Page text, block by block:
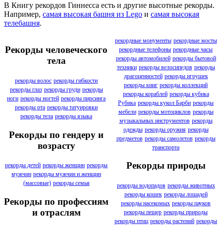
В Книгу рекордов Гиннесса есть и другие высотные рекорды.
Например, самая высокая башня из Lego и самая высокая
телебашня.
Рекорды человеческого
тела
рекорды волос рекорды гибкости
рекорды глаз рекорды груди рекорды
ноги рекорды ногтей рекорды пирсинга
рекорды рта рекорды татуировки
рекорды тела рекорды языка
Рекорды по гендеру и
возрасту
рекорды детей рекорды женщин рекорды
мужчин рекорды мужчин и женщин
(массовые) рекорды семья
Рекорды по профессиям
и отраслям
рекордные монументы рекордные мосты
рекордные телефоны рекордные часы
рекорды автомобилей рекорды бытовой
техники рекорды велосипедов рекорды
драгоценностей рекорды игрушек
рекорды книг рекорды коллекций
рекорды кораблей рекорды кубика
Рубика рекорды кукол Барби рекорды
мебели рекорды мотоциклов рекорды
музыкальных инструментов рекорды
одежды рекорды оружия рекорды
предметов рекорды самолетов рекорды
транспорта
Рекорды природы
рекорды водопадов рекорды животных
рекорды кошек рекорды лошадей
рекорды насекомых рекорды пауков
рекорды пещер рекорды природы
рекорды птиц рекорды растений рекорды